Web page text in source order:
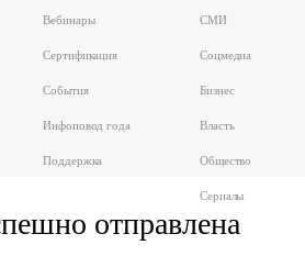
Вебинары
Сертификация
События
Инфоповод года
Поддержка
СМИ
Соцмедиа
Бизнес
Власть
Общество
Сериалы
отправлена